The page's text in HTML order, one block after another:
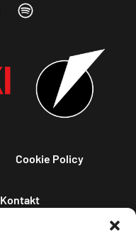
Cookie Policy
Kontakt